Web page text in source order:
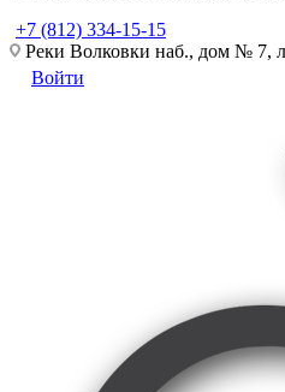
+7 (812) 334-15-15
Реки Волковки наб., дом № 7,
Войти